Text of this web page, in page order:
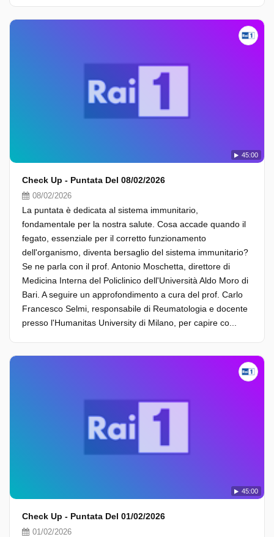
45:00
Check Up - Puntata Del 08/02/2026
08/02/2026
La puntata è dedicata al sistema immunitario,
fondamentale per la nostra salute. Cosa accade quando il
fegato, essenziale per il corretto funzionamento
dell'organismo, diventa bersaglio del sistema immunitario?
Se ne parla con il prof. Antonio Moschetta, direttore di
Medicina Interna del Policlinico dell'Università Aldo Moro di
Bari. A seguire un approfondimento a cura del prof. Carlo
Francesco Selmi, responsabile di Reumatologia e docente
presso l'Humanitas University di Milano, per capire co...
45:00
Check Up - Puntata Del 01/02/2026
01/02/2026